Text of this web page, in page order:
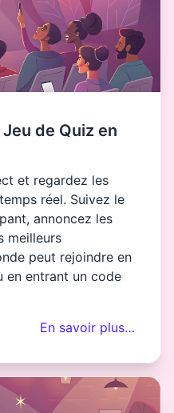
de Quiz en
et regardez les
réel. Suivez le
annoncez les
meilleurs
peut rejoindre en
en entrant un code
En savoir plus…